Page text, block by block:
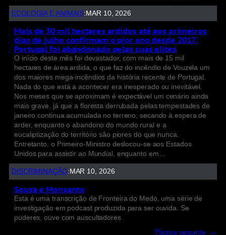
ECOLOGIA E ANIMAIS: MAR 10, 2026
Mais de 30 mil hectares ardidos até aos primeiros
dias de julho confirmam o pior ano desde 2017:
Portugal foi abandonado pelas suas elites
O início deste mês foi devastador, com mais de 15 mil
hectares de área ardida, o que faz do incêndio de Vouzela um
dos maiores mega-incêndios da história recente de Portugal.
Nada do que está a acontecer era inesperado ou inevitável.
Nos meses que se aproximam é expectável um cenário ainda
mais grave, já que a floresta derrubada pelas tempestades de
janeiro continua acumulada no terreno, secando à espera de
arder, enquanto o abandono do mundo rural e a
eucaliptização do território são piores do que nunca.
Entretanto, o Primeiro-Ministro deslocou-se aos Estados
Unidos para assistir ao Mundial, enquanto em…
DISCRIMINAÇÃO: MAR 10, 2026
Sousa e Monsanto
Esta é uma transcrição de Fronteira do Medo, uma série de
investigação em podcast produzida para ser ouvida. Se
puderes, ouve com auscultadores.
Página seguinte →